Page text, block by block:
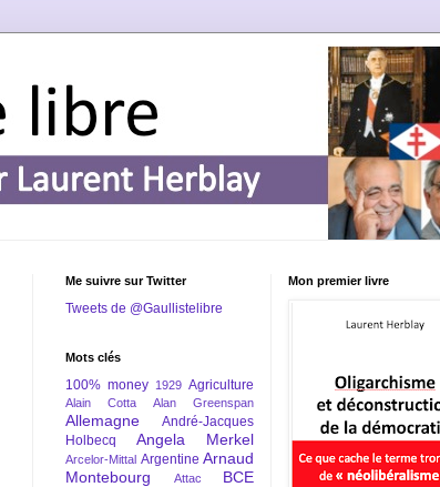
Me suivre sur Twitter
Tweets de @Gaullistelibre
Mots clés
100% money 1929 Agriculture
Alain Cotta Alan Greenspan
Allemagne
André-Jacques
Holbecq
Angela Merkel
Arcelor-Mittal Argentine Arnaud
Montebourg
Attac BCE
Mon premier livre